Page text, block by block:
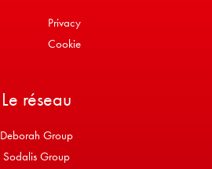
Privacy
Cookie
Le réseau
Deborah Group
Sodalis Group